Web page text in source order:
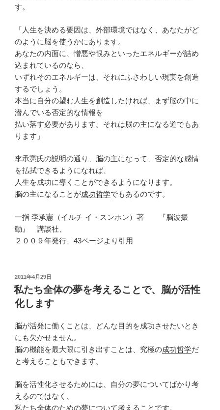
す。
「人生を決める要因は、外部環境ではなく、あなたがど
のように脳を使うかにあります。
あなたの内面に、憎悪や恨みといったエネルギーが詰め
込まれているのなら、
いずれそのエネルギーは、それにふさわしい現実を創造
するでしょう。
本当に自分の望む人生を創造したければ、まず脳の中に
潜んでいる否定的な情報を
払い落す必要があります。それは脳の主になる道でもあ
ります」
李承憲氏の説明の通り、脳の主になって、否定的な感情
を払拭できるようになれば、
人生を成功に導くことができるようになります。
脳の主になることが成功哲学でもあるのです。
一指 李承憲（イルチ イ・スンホン）著 『脳波振
動』 講談社、
２００９年発行、43ページより引用
投
稿
日:
2011年4月29日
私たち全体の夢を考えることで、脳が活性
化します
脳が活発に働くことは、どんな目的を成功させたいとき
にも欠かせません。
脳の機能を最大限に引き出すことは、究極の成功哲学だ
と考えることもできます。
脳を活性化させるためには、自分の夢についてばかり考
えるのではなく、
私たち全体のための夢について考えることです。